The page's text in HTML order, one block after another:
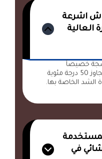
اشرعة
العالية
خصيصاً
لتتحمل درجات الحرارة التي تتجاوز 50 درجة مئوية
الشد الخاصة بها.
في